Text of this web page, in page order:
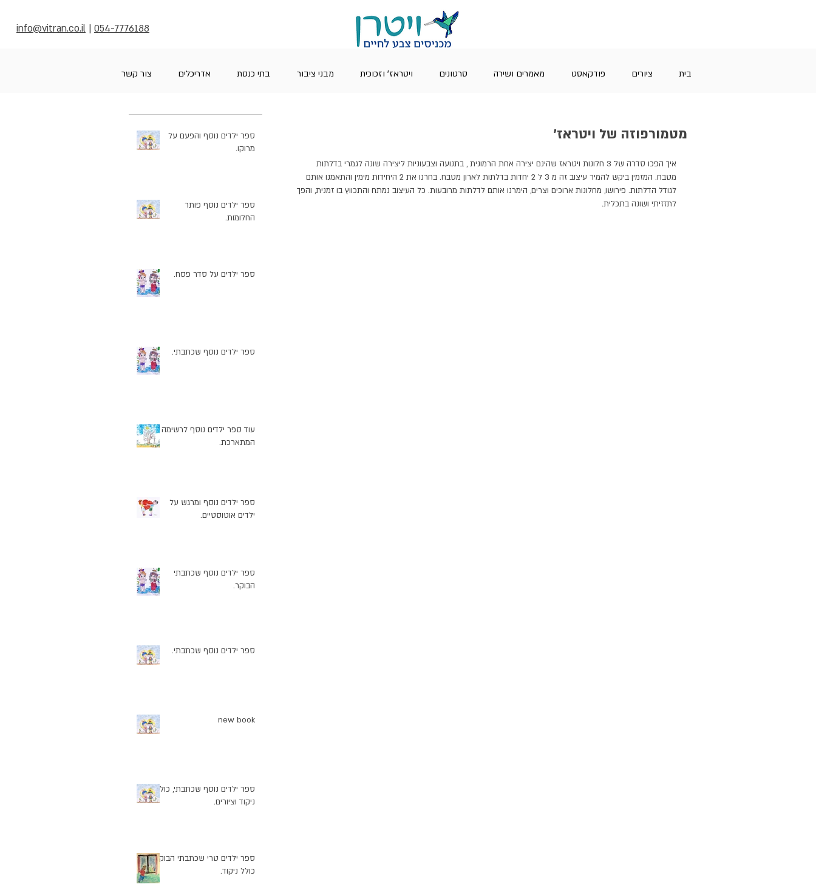
info@vitran.co.il | 054-7776188
בית ציורים פודקאסט מאמרים ושירה סרטונים ויטראז' וזכוכית מבני ציבור בתי כנסת אדריכלים צור קשר
ספר ילדים נוסף והפעם על
מרוקו.
ספר ילדים נוסף פותר
החלומות.
ספר ילדים על סדר פסח.
ספר ילדים נוסף שכתבתי.
עוד ספר ילדים נוסף לרשימה
המתארכת.
ספר ילדים נוסף ומרגש על
ילדים אוטוסטיים.
ספר ילדים נוסף שכתבתי
הבוקר.
ספר ילדים נוסף שכתבתי.
new book
ספר ילדים נוסף שכתבתי, כולל
ניקוד וציורים.
ספר ילדים טרי שכתבתי הבוקר
כולל ניקוד.
מטמורפוזה של ויטראז'
איך הפכו סדרה של 3 חלונות ויטראז שהינם יצירה אחת הרמונית , בתנועה וצבעוניות ליצירה שונה לגמרי בדלתות
מטבח. המזמין ביקש להמיר עיצוב זה מ 3 ל 2 יחדות בדלתות לארון מטבח. בחרנו את 2 היחידות מימין והתאמנו אותם
לגודל הדלתות. פירושו, מחלונות ארוכים וצרים, הימרנו אותם לדלתות מרובעות. כל העיצוב נמתח והתכווץ בו זמנית, והפך
לתזזיתי ושונה בתכלית.